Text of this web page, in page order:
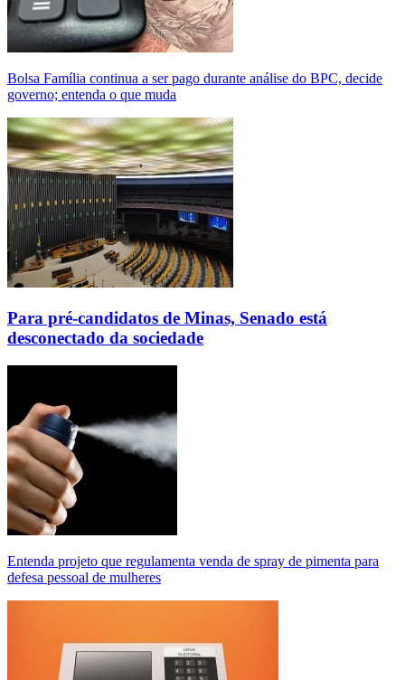
Bolsa Família continua a ser pago durante análise do BPC, decide
governo; entenda o que muda
Para pré-candidatos de Minas, Senado está
desconectado da sociedade
Entenda projeto que regulamenta venda de spray de pimenta para
defesa pessoal de mulheres